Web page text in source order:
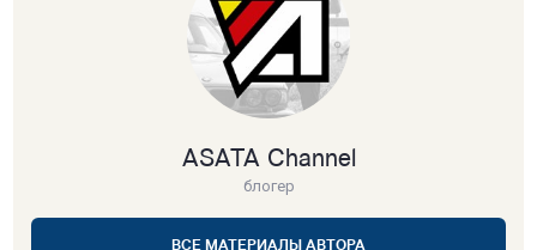
ASATA Channel
блогер
ВСЕ МАТЕРИАЛЫ АВТОРА